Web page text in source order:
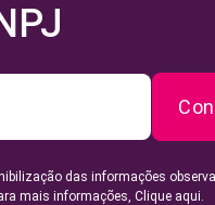
das informações
mais informações, Clique aqui.